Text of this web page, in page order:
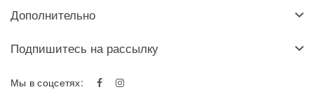
Дополнительно
Подпишитесь на рассылку
Мы в соцсетях: